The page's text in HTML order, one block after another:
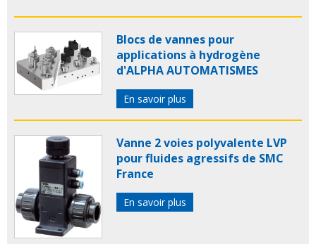
Blocs de vannes pour
applications à hydrogène
d'ALPHA AUTOMATISMES
En savoir plus
Vanne 2 voies polyvalente LVP
pour fluides agressifs de SMC
France
En savoir plus